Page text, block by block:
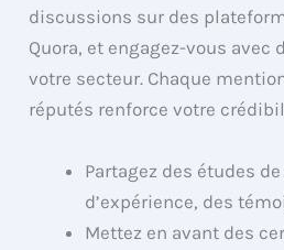
discussions sur des
Quora, et engagez-vous avec
votre secteur. Chaque
réputés renforce votre
Partagez des études
d’expérience, des
Mettez en avant des